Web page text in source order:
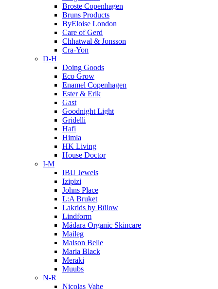
Broste Copenhagen
Bruns Products
ByEloise London
Care of Gerd
Chhatwal & Jonsson
Cra-Yon
D-H
Doing Goods
Eco Grow
Enamel Copenhagen
Ester & Erik
Gast
Goodnight Light
Gridelli
Hafi
Himla
HK Living
House Doctor
I-M
IBU Jewels
Izipizi
Johns Place
L:A Bruket
Lakrids by Bülow
Lindform
Mádara Organic Skincare
Maileg
Maison Belle
Maria Black
Meraki
Muubs
N-R
Nicolas Vahe